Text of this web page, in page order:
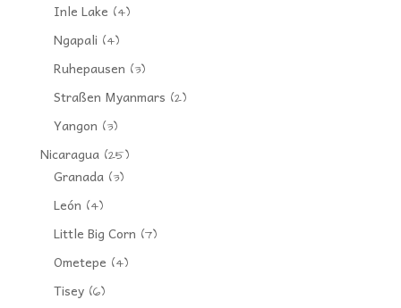
Inle Lake (4)
Ngapali (4)
Ruhepausen (3)
Straßen Myanmars (2)
Yangon (3)
Nicaragua(25)
Granada(3)
León (4)
Little Big Corn (7)
Ometepe (4)
Tisey(6)